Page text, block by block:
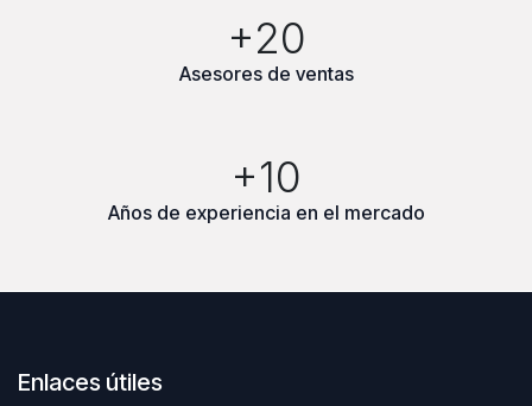
+20
Asesores de ventas
+10
Años de experiencia en el mercado
Enlaces útiles